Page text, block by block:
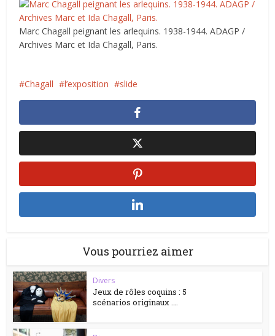
Marc Chagall peignant les arlequins. 1938-1944. ADAGP /
Archives Marc et Ida Chagall, Paris.
Chagall l’exposition slide
Vous pourriez aimer
Divers
Jeux de rôles coquins : 5
scénarios originaux ….